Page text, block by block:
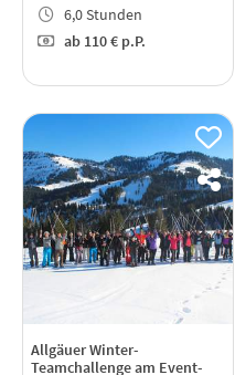
6,0 Stunden
ab110 € p.P.
Allgäuer Winter-
Teamchallenge am Event-